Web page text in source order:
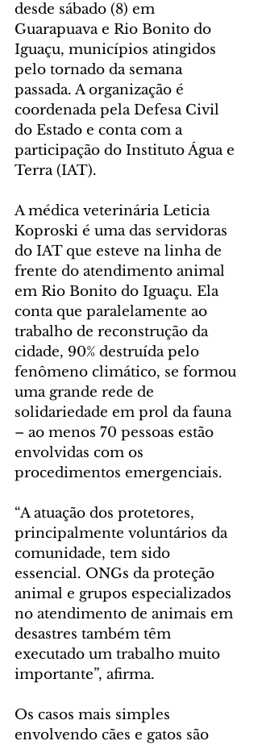
desde sábado (8) em
Guarapuava e Rio Bonito do
Iguaçu, municípios atingidos
pelo tornado da semana
passada. A organização é
coordenada pela Defesa Civil
do Estado e conta com a
participação do Instituto Água e
Terra (IAT).
A médica veterinária Leticia
Koproski é uma das servidoras
do IAT que esteve na linha de
frente do atendimento animal
em Rio Bonito do Iguaçu. Ela
conta que paralelamente ao
trabalho de reconstrução da
cidade, 90% destruída pelo
fenômeno climático, se formou
uma grande rede de
solidariedade em prol da fauna
– ao menos 70 pessoas estão
envolvidas com os
procedimentos emergenciais.
“A atuação dos protetores,
principalmente voluntários da
comunidade, tem sido
essencial. ONGs da proteção
animal e grupos especializados
no atendimento de animais em
desastres também têm
executado um trabalho muito
importante”, afirma.
Os casos mais simples
envolvendo cães e gatos são